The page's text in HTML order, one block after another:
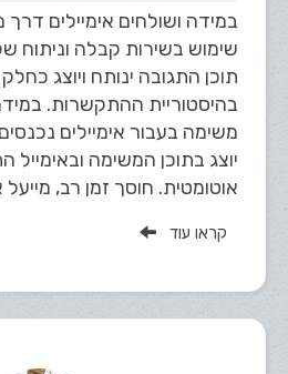
שימוש בשירות קבלה וניתוח
תוכן התגובה ינותח ויוצג
בהיסטוריית ההתקשרות.
משימה בעבור אימיילים
יוצג בתוכן המשימה
אוטומטית. חוסך זמן רב,
קראו עוד